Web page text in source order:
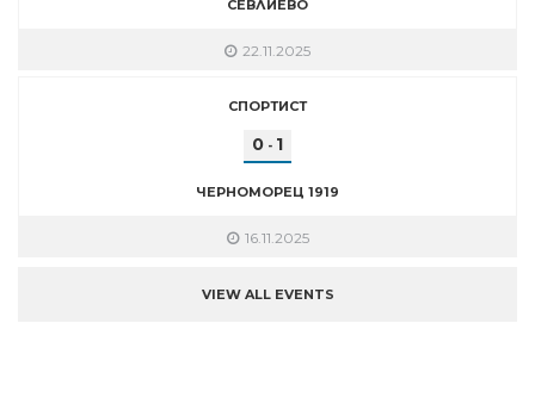
СЕВЛИЕВО
22.11.2025
СПОРТИСТ
0 - 1
ЧЕРНОМОРЕЦ 1919
16.11.2025
VIEW ALL EVENTS